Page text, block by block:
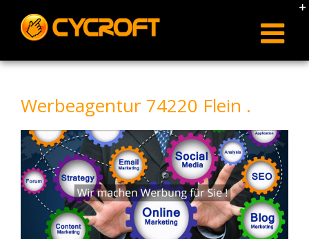
content
Werbeagentur 74220 Flein .